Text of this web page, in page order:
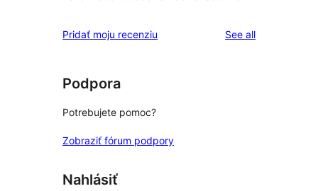
Pridať moju recenziu See allreviews
Podpora
Potrebujete pomoc?
Zobraziť fórum podpory
Nahlásiť